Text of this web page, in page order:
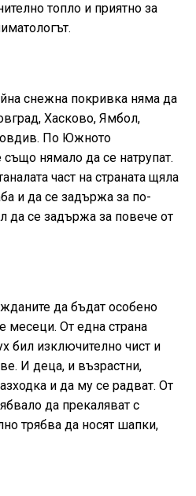
топло и приятно за
снежна покривка няма да
Хасково, Ямбол,
По Южното
нямало да се натрупат.
част на страната щяла
и да се задържа за по-
да се задържа за повече от
да бъдат особено
месеци. От една страна
бил изключително чист и
И деца, и възрастни,
и да му се радват. От
да прекаляват с
трябва да носят шапки,